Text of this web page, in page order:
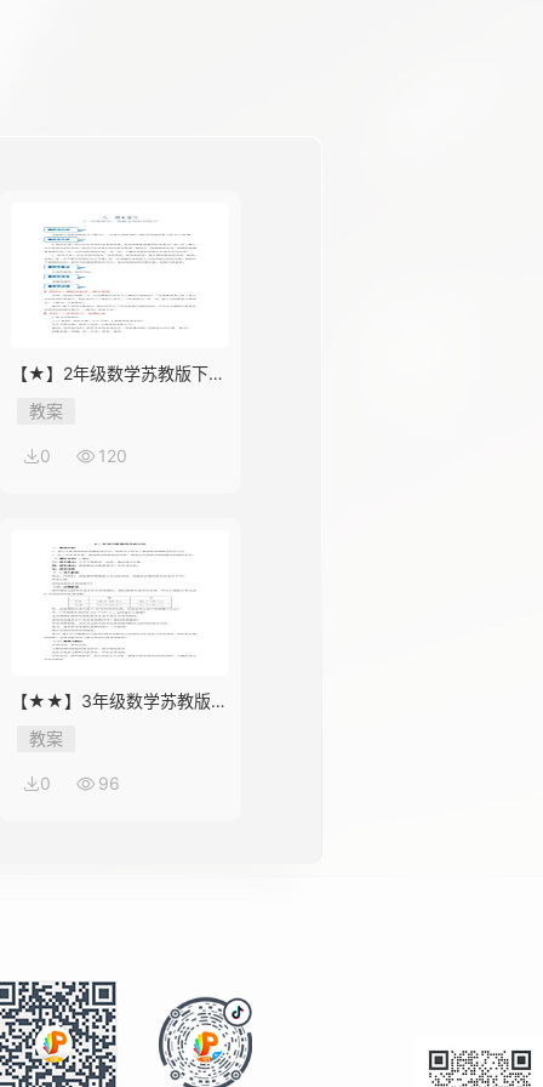
【★】2年级数学苏教版下册
教案第9单元《期末复习》
教案
0 120
【★★】3年级数学苏教版下
册教案第9单元《数据的收集
和整理（二）》
教案
0 96